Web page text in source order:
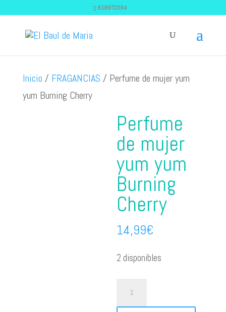
619972394
Inicio / FRAGANCIAS / Perfume de mujer yum
yum Burning Cherry
Perfume
de mujer
yum yum
Burning
Cherry
14,99€
2 disponibles
Perfume
de